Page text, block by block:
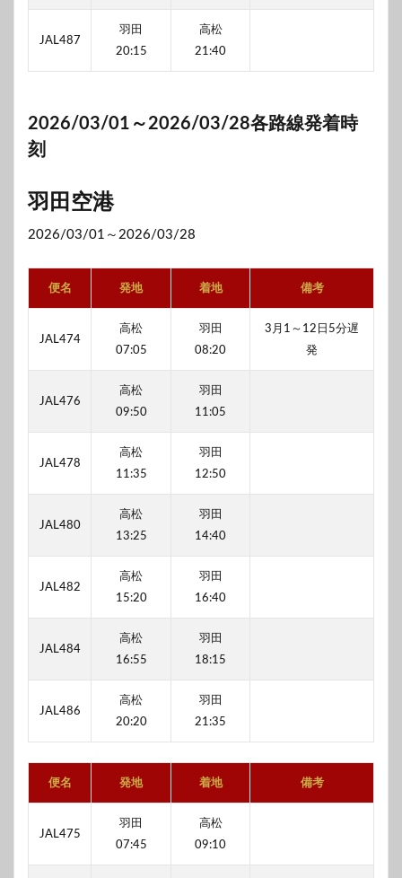
JAL487
羽田
20:15
高松
21:40
2026/03/01～2026/03/28各路線発着時
刻
羽田空港
2026/03/01～2026/03/28
便名 発地 着地 備考
JAL474
高松
07:05
羽田
08:20
3月1～12日5分遅
発
JAL476
高松
09:50
羽田
11:05
JAL478
高松
11:35
羽田
12:50
JAL480
高松
13:25
羽田
14:40
JAL482
高松
15:20
羽田
16:40
JAL484
高松
16:55
羽田
18:15
JAL486
高松
20:20
羽田
21:35
便名 発地 着地 備考
JAL475
羽田
07:45
高松
09:10